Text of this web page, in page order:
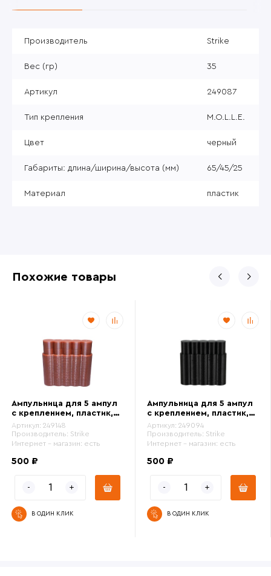
Производитель Strike
Вес (гр) 35
Артикул 249087
Тип крепления M.O.L.L.E.
Цвет черный
Габариты: длина/ширина/высота (мм) 65/45/25
Материал пластик
Похожие товары
Ампульница для 5 ампул
с креплением, пластик,
коричневый
Артикул: 249148
Производитель: Strike
Интернет - магазин: есть
500 ₽
В ОДИН КЛИК
Ампульница для 5 ампул
с креплением, пластик,
черный
Артикул: 249094
Производитель: Strike
Интернет - магазин: есть
500 ₽
В ОДИН КЛИК